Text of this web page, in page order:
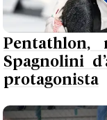
Pentathlon,
Spagnolini
protagonista